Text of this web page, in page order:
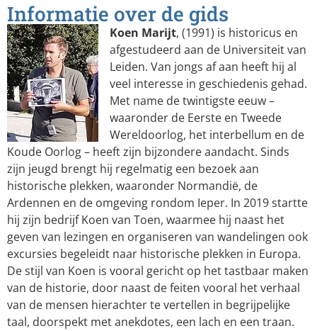
Informatie over de gids
Koen Marijt, (1991) is historicus en
afgestudeerd aan de Universiteit van
Leiden. Van jongs af aan heeft hij al
veel interesse in geschiedenis gehad.
Met name de twintigste eeuw –
waaronder de Eerste en Tweede
Wereldoorlog, het interbellum en de
Koude Oorlog – heeft zijn bijzondere aandacht. Sinds
zijn jeugd brengt hij regelmatig een bezoek aan
historische plekken, waaronder Normandië, de
Ardennen en de omgeving rondom Ieper. In 2019 startte
hij zijn bedrijf Koen van Toen, waarmee hij naast het
geven van lezingen en organiseren van wandelingen ook
excursies begeleidt naar historische plekken in Europa.
De stijl van Koen is vooral gericht op het tastbaar maken
van de historie, door naast de feiten vooral het verhaal
van de mensen hierachter te vertellen in begrijpelijke
taal, doorspekt met anekdotes, een lach en een traan.